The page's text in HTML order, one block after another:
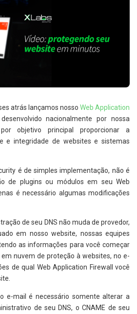
atrás lançamos nosso Web Application
nacionalmente por nossa
objetivo principal proporcionar a
e integridade de websites e sistemas
é de simples implementação, não é
de plugins ou módulos em seu Web
é necessário algumas modificações
de seu DNS não muda de provedor,
em nosso website, nossas equipes
as informações para você começar
nuvem de proteção à websites, no e-
de qual Web Application Firewall você
e-mail é necessário somente alterar a
de seu DNS, o CNAME de seu